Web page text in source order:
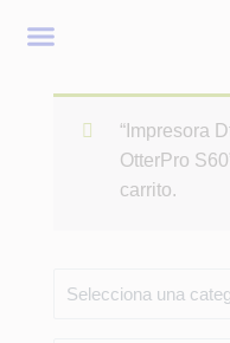
“Impresora
OtterPro
carrito.